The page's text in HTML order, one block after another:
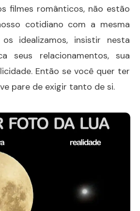
filmes românticos, não estão
cotidiano com a mesma
idealizamos, insistir nesta
seus relacionamentos, sua
Então se você quer ter
pare de exigir tanto de si.